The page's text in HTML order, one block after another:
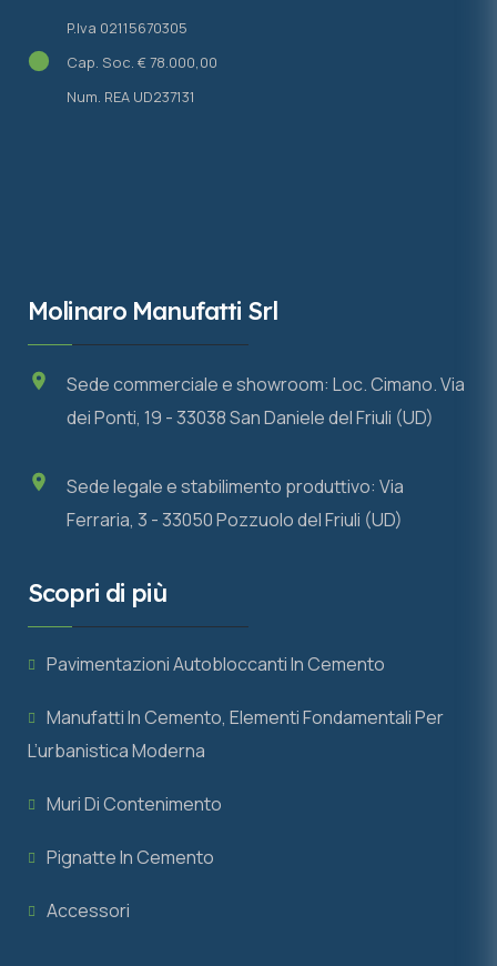
P.Iva 02115670305
Cap. Soc. € 78.000,00
Num. REA UD237131
Molinaro Manufatti Srl
Sede commerciale e showroom: Loc. Cimano. Via
dei Ponti, 19 - 33038 San Daniele del Friuli (UD)
Sede legale e stabilimento produttivo: Via
Ferraria, 3 - 33050 Pozzuolo del Friuli (UD)
Scopri di più
Pavimentazioni Autobloccanti In Cemento
Manufatti In Cemento, Elementi Fondamentali Per
L’urbanistica Moderna
Muri Di Contenimento
Pignatte In Cemento
Accessori